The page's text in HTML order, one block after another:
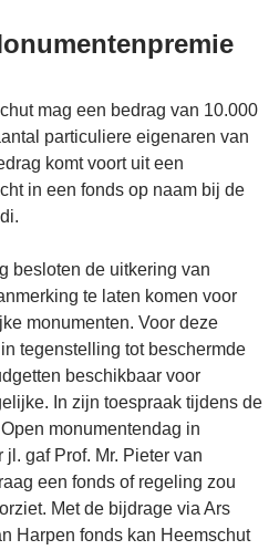
mag een bedrag van 10.000
particuliere eigenaren van
komt voort uit een
in een fonds op naam bij de
besloten de uitkering van
te laten komen voor
monumenten. Voor deze
tegenstelling tot beschermde
beschikbaar voor
In zijn toespraak tijdens de
monumentendag in
gaf Prof. Mr. Pieter van
een fonds of regeling zou
Met de bijdrage via Ars
Harpen fonds kan Heemschut